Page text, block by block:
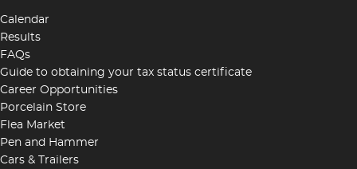
Calendar
Results
FAQs
Guide to obtaining your tax status certificate
Career Opportunities
Porcelain Store
Flea Market
Pen and Hammer
Cars & Trailers